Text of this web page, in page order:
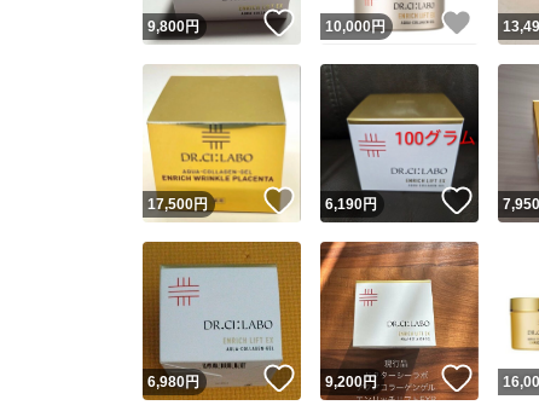
Yahoo!
安心取
安
取引実績
9,800円 いいね！
10,000円 いいね
17,500円 いいね！
6,190円 いいね
7,950
6,980円 いいね！
9,200円 いいね